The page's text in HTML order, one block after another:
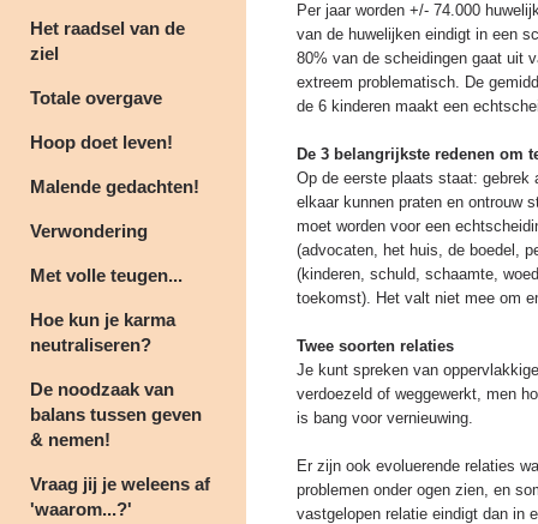
Het raadsel van de
ziel
Totale overgave
Hoop doet leven!
Malende gedachten!
Verwondering
Met volle teugen...
Hoe kun je karma
neutraliseren?
De noodzaak van
balans tussen geven
& nemen!
Vraag jij je weleens af
'waarom...?'
Per jaar worden +/- 74.000
van de huwelijken eindigt in een
80% van de scheidingen gaat uit
extreem problematisch. De
de 6 kinderen maakt een
De 3 belangrijkste redenen om
Op de eerste plaats staat:
elkaar kunnen praten en ontrouw
moet worden voor een
(advocaten, het huis, de boedel,
(kinderen, schuld, schaamte,
toekomst). Het valt niet mee om
Twee soorten relaties
Je kunt spreken van
verdoezeld of weggewerkt, men
is bang voor vernieuwing.
Er zijn ook evoluerende relaties
problemen onder ogen zien, en
vastgelopen relatie eindigt dan in